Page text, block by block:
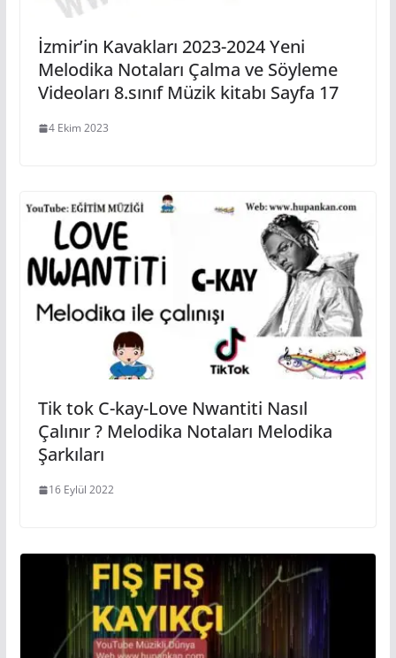
İzmir’in Kavakları 2023-2024 Yeni
Melodika Notaları Çalma ve Söyleme
Videoları 8.sınıf Müzik kitabı Sayfa 17
4 Ekim 2023
Tik tok C-kay-Love Nwantiti Nasıl
Çalınır ? Melodika Notaları Melodika
Şarkıları
16 Eylül 2022